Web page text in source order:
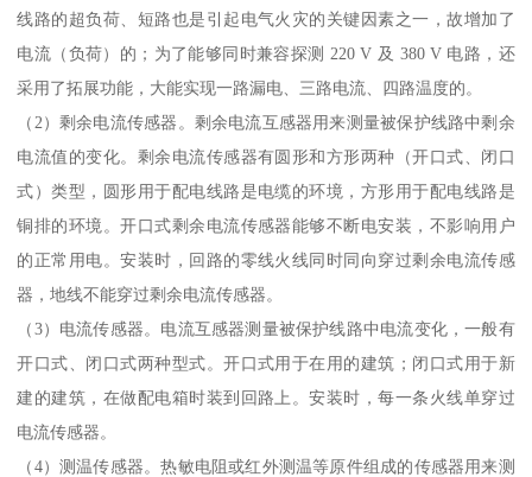
线路的超负荷、短路也是引起电气火灾的关键因素之一，故增加了
电流（负荷）的；为了能够同时兼容探测 220 V 及 380 V 电路，还
采用了拓展功能，大能实现一路漏电、三路电流、四路温度的。
（2）剩余电流传感器。剩余电流互感器用来测量被保护线路中剩余
电流值的变化。剩余电流传感器有圆形和方形两种（开口式、闭口
式）类型，圆形用于配电线路是电缆的环境，方形用于配电线路是
铜排的环境。开口式剩余电流传感器能够不断电安装，不影响用户
的正常用电。安装时，回路的零线火线同时同向穿过剩余电流传感
器，地线不能穿过剩余电流传感器。
（3）电流传感器。电流互感器测量被保护线路中电流变化，一般有
开口式、闭口式两种型式。开口式用于在用的建筑；闭口式用于新
建的建筑，在做配电箱时装到回路上。安装时，每一条火线单穿过
电流传感器。
（4）测温传感器。热敏电阻或红外测温等原件组成的传感器用来测